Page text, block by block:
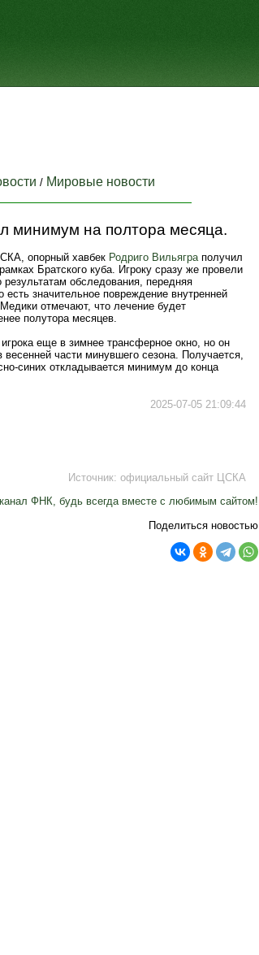
/ Мировые новости
минимум на полтора месяца.
опорный хавбек Родриго Вильяграполучил
Братского куба. Игроку сразу же провели
обследования, передняя
есть значительное повреждение внутренней
отмечают, что лечение будет
полутора месяцев.
еще в зимнее трансферное окно, но он
части минувшего сезона. Получается,
синих откладывается минимум до конца
2025-07-05 21:09:44
Источник: официальный сайт ЦСКА
ФНК, будь всегда вместе с любимым сайтом!
Поделиться новостью